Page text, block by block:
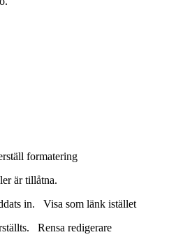
formatering
är tillåtna.
in. Visa som länk istället
Rensa redigerare